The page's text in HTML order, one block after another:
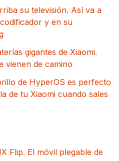
su televisión. Así va a
y en su
gigantes de Xiaomi.
vienen de camino
de HyperOS es perfecto
de tu Xiaomi cuando sales
Flip. El móvil plegable de